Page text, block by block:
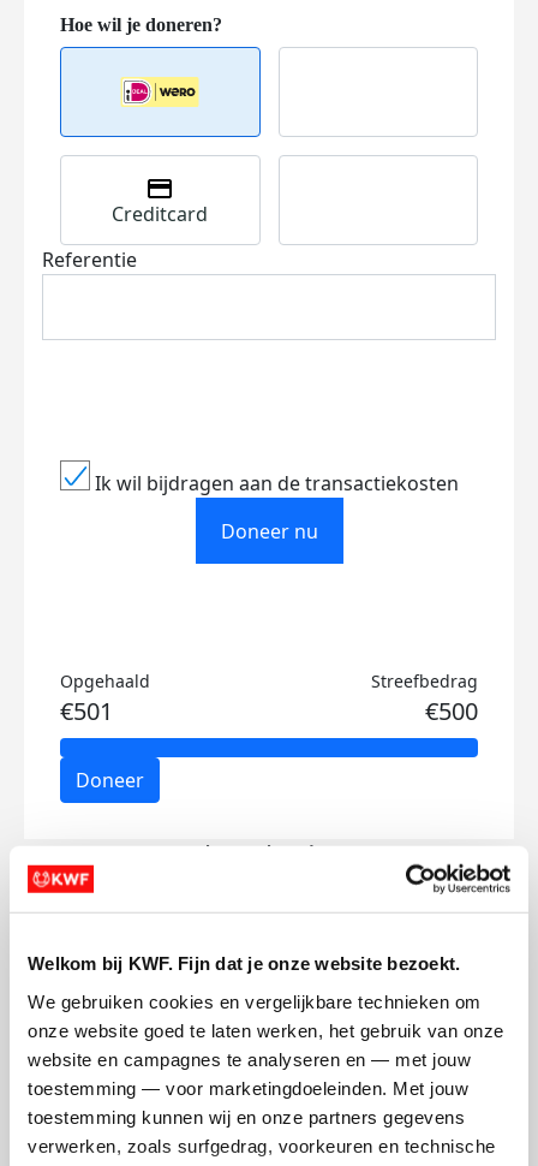
Welkom bij KWF. Fijn dat je onze website bezoekt.
We gebruiken cookies en vergelijkbare technieken om
onze website goed te laten werken, het gebruik van onze
website en campagnes te analyseren en — met jouw
toestemming — voor marketingdoeleinden. Met jouw
toestemming kunnen wij en onze partners gegevens
verwerken, zoals surfgedrag, voorkeuren en technische
Creditcard
Referentie
Ik wil bijdragen aan de transactiekosten
Doneer nu
Opgehaald
€501
Streefbedrag
€500
Doneer
Jules's badges